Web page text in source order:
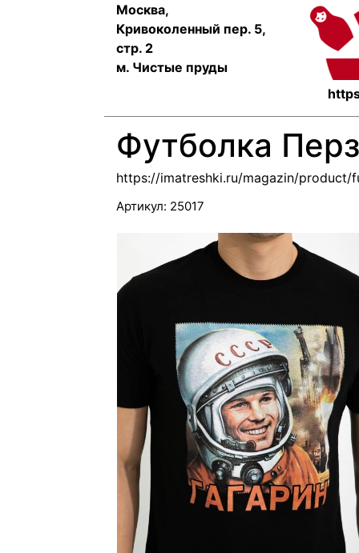
Москва,
Кривоколенный пер. 5,
стр. 2
м. Чистые пруды
Футболка
https://imatreshki.ru/magazin/
Артикул: 25017